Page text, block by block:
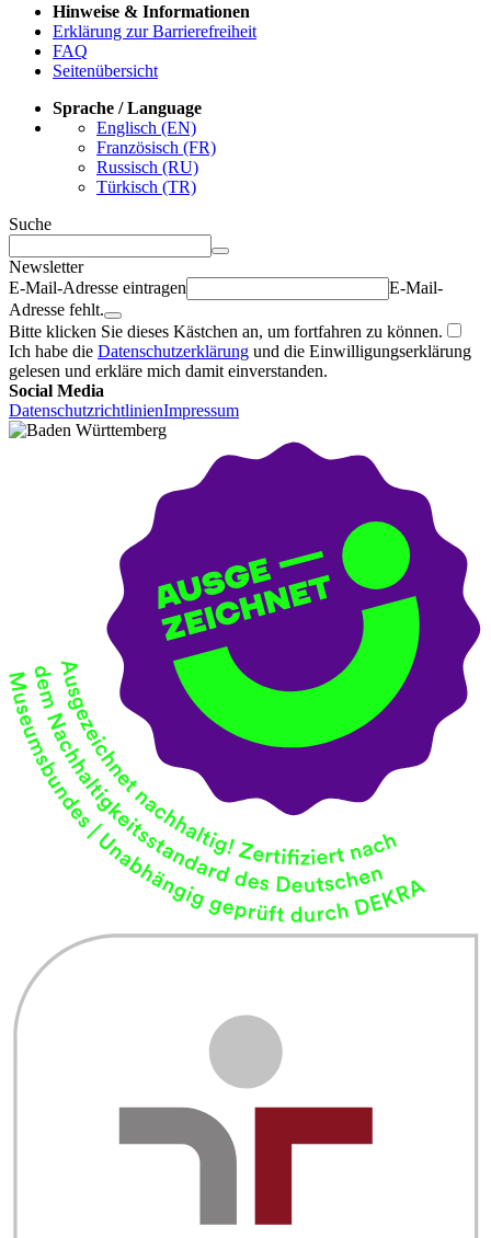
Hinweise & Informationen
Erklärung zur Barrierefreiheit
FAQ
Seitenübersicht
Sprache / Language
Englisch (EN)
Französisch (FR)
Russisch (RU)
Türkisch (TR)
Suche
Newsletter
E-Mail-Adresse eintragen
E-Mail-
Adresse fehlt.
Bitte klicken Sie dieses Kästchen an, um fortfahren zu können.
Ich habe die Datenschutzerklärung und die Einwilligungserklärung
gelesen und erkläre mich damit einverstanden.
Social Media
DatenschutzrichtlinienImpressum